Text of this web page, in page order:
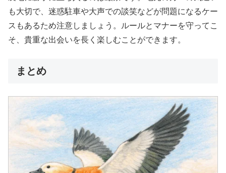
も大切で、迷惑駐車や大声での談笑などが問題になるケー
スもあるため注意しましょう。ルールとマナーを守ってこ
そ、貴重な出会いを長く楽しむことができます。
まとめ